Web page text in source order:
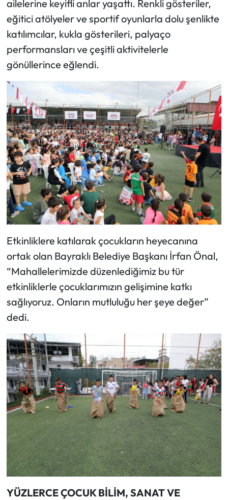
ailelerine keyifli anlar yaşattı. Renkli gösteriler,
eğitici atölyeler ve sportif oyunlarla dolu şenlikte
katılımcılar, kukla gösterileri, palyaço
performansları ve çeşitli aktivitelerle
gönüllerince eğlendi.
Etkinliklere katılarak çocukların heyecanına
ortak olan Bayraklı Belediye Başkanı İrfan Önal,
“Mahallelerimizde düzenlediğimiz bu tür
etkinliklerle çocuklarımızın gelişimine katkı
sağlıyoruz. Onların mutluluğu her şeye değer”
dedi.
YÜZLERCE ÇOCUK BİLİM, SANAT VE